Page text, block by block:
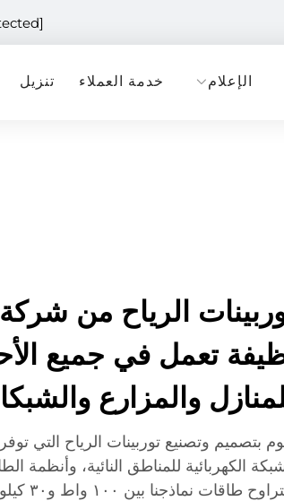
الإعلام خدمة العملاء تنزيل
الرياح من
تعمل في جميع
والمزارع
بتصميم وتصنيع توربينات الرياح التي
الكهربائية للمناطق النائية، وأنظمة